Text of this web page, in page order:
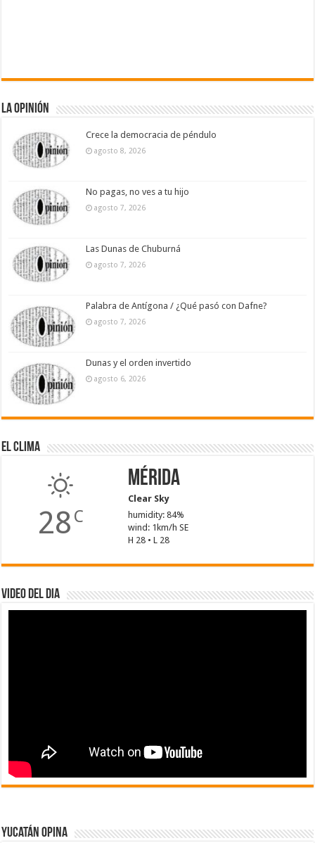
La Opinión
Crece la democracia de péndulo
agosto 8, 2026
No pagas, no ves a tu hijo
agosto 7, 2026
Las Dunas de Chuburná
agosto 7, 2026
Palabra de Antígona / ¿Qué pasó con Dafne?
agosto 7, 2026
Dunas y el orden invertido
agosto 6, 2026
El Clima
28 C
Mérida
Clear Sky
humidity: 84%
wind: 1km/h SE
H 28 • L 28
Video del dia
Yucatán Opina